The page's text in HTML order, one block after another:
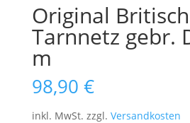
Original
Tarnnetz gebr.
m
98,90 €
inkl. MwSt. zzgl. Versandkosten